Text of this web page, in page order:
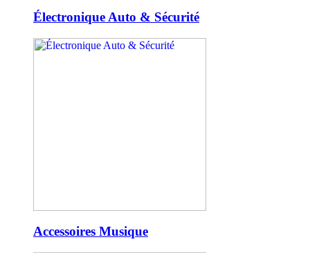
Électronique Auto & Sécurité
Accessoires Musique